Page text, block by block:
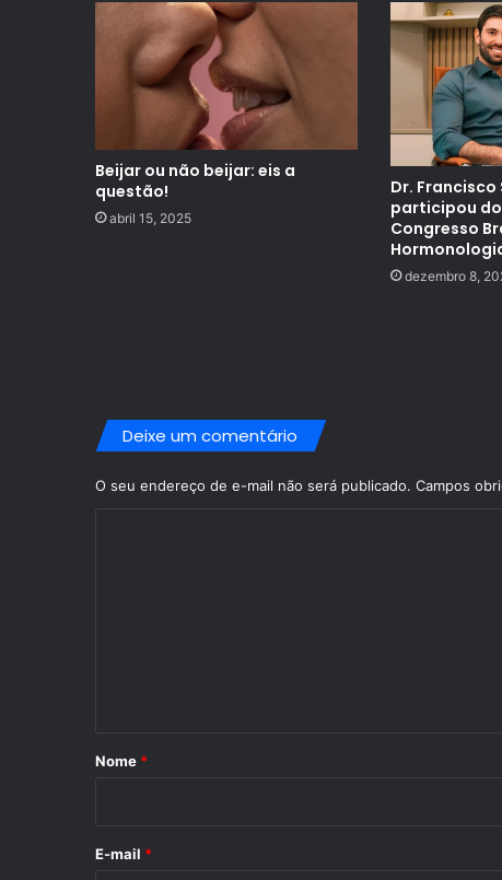
Beijar ou não beijar: eis a
questão!
abril 15, 2025
Dr. Francisco
participou
Congresso
dezembro 8,
Deixe um comentário
O seu endereço de e-mail não será publicado. Campos
r
*
Nome *
E-mail *